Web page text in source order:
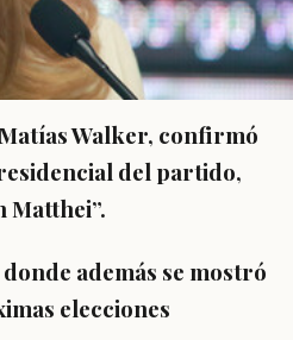
Walker, confirmó
del partido,
Matthei”.
donde además se mostró
elecciones